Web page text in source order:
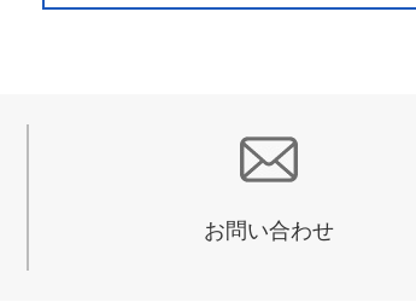
お問い合わせ